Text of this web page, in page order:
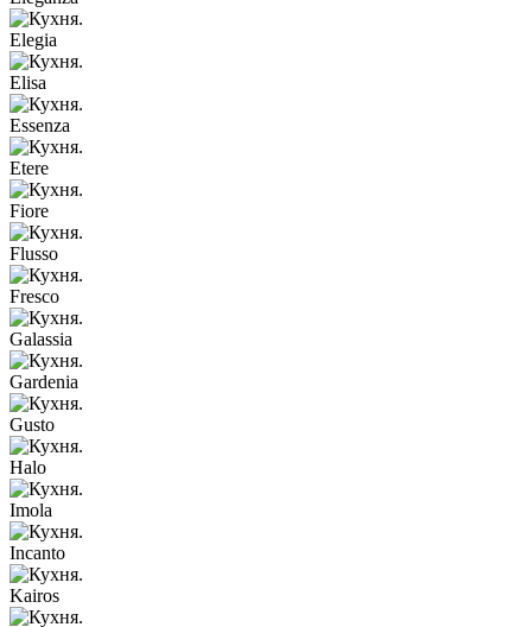
Elegia
Elisa
Essenza
Etere
Fiore
Flusso
Fresco
Galassia
Gardenia
Gusto
Halo
Imola
Incanto
Kairos